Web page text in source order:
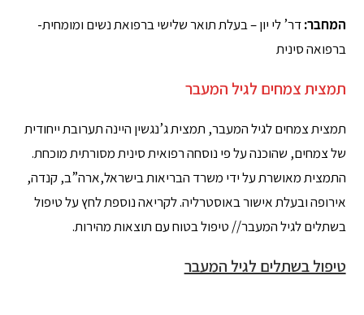
המחבר:דר’ לי יון – בעלת תואר שלישי ברפואת נשים ומומחית-
ברפואה סינית
תמצית צמחים לגיל המעבר
תמצית צמחים לגיל המעבר, תמצית ג’נגשין היינה תערובת ייחודית
של צמחים, שהוכנה על פי נוסחה רפואית סינית מסורתית מוכחת.
התמצית מאושרת על ידי משרד הבריאות בישראל,ארה”ב, קנדה,
אירופה ובעלת אישור באוסטרליה. לקריאה נוספת לחץ על טיפול
בשתלים לגיל המעבר// טיפול בטוח עם תוצאות מהירות.
טיפול בשתלים לגיל המעבר